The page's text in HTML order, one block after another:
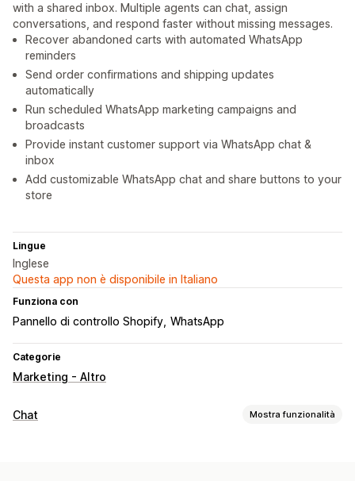
with a shared inbox. Multiple agents can chat, assign
conversations, and respond faster without missing messages.
Recover abandoned carts with automated WhatsApp
reminders
Send order confirmations and shipping updates
automatically
Run scheduled WhatsApp marketing campaigns and
broadcasts
Provide instant customer support via WhatsApp chat &
inbox
Add customizable WhatsApp chat and share buttons to your
store
Lingue
Inglese
Questa app non è disponibile in Italiano
Funziona con
Pannello di controllo Shopify WhatsApp
Categorie
Marketing - Altro
Chat Mostra funzionalità